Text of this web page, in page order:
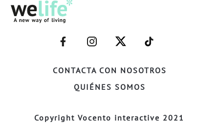
CONTACTA CON NOSOTROS
QUIÉNES SOMOS
–
FACEBOOK–
–
INSTAGRAM–
–
TWITTER–
–
WELIFE–
Copyright Vocento interactive 2021